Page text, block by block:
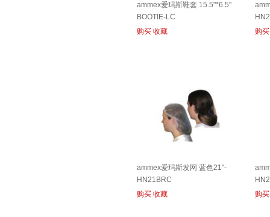
ammex爱玛斯鞋套 15.5"*6.5"
BOOTIE-LC
购买 收藏
购买
ammex爱玛斯发网 蓝色21"-
HN21BRC
购买 收藏
购买